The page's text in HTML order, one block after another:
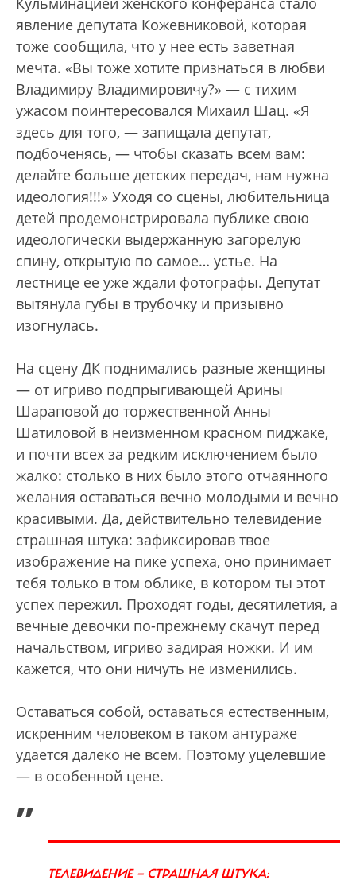
явление депутата Кожевниковой, которая
тоже сообщила, что у нее есть заветная
мечта. «Вы тоже хотите признаться в любви
Владимиру Владимировичу?» — с тихим
ужасом поинтересовался Михаил Шац. «Я
здесь для того, — запищала депутат,
подбоченясь, — чтобы сказать всем вам:
делайте больше детских передач, нам нужна
идеология!!!» Уходя со сцены, любительница
детей продемонстрировала публике свою
идеологически выдержанную загорелую
спину, открытую по самое… устье. На
лестнице ее уже ждали фотографы. Депутат
вытянула губы в трубочку и призывно
изогнулась.
На сцену ДК поднимались разные женщины
— от игриво подпрыгивающей Арины
Шараповой до торжественной Анны
Шатиловой в неизменном красном пиджаке,
и почти всех за редким исключением было
жалко: столько в них было этого отчаянного
желания оставаться вечно молодыми и вечно
красивыми. Да, действительно телевидение
страшная штука: зафиксировав твое
изображение на пике успеха, оно принимает
тебя только в том облике, в котором ты этот
успех пережил. Проходят годы, десятилетия, а
вечные девочки по-прежнему скачут перед
начальством, игриво задирая ножки. И им
кажется, что они ничуть не изменились.
Оставаться собой, оставаться естественным,
искренним человеком в таком антураже
удается далеко не всем. Поэтому уцелевшие
— в особенной цене.
„
ТЕЛЕВИДЕНИЕ — СТРАШНАЯ ШТУКА: